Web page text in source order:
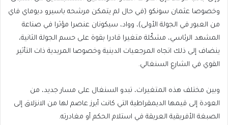
وخصوصا عثمان سونكو (في حال لم يتمكن مرشحه باسيرو ديوماي فاي
من العبور في الجولة الأولى)، وواد، سيكونان عنصرا مؤثرا في صناعة
المشهد الرئاسي، مشكّلة متغيرا قادرا بقوة على حسم الجولة الثانية،
ينضاف إلى ذلك اتجاه المرجعيات الدينية وخصوصا المريدية ذات التأثير
القوي في الشارع السنغالي.
وبين مختلف هذه المتغيرات، تبدو السنغال على مسار جديد، من
العودة إلى قيمها الديمقراطية التي كانت أبرز عاصم لها من الانزلاق إلى
الصبغة الأفريقية العريقة في استلام الحكم أو مغادرته.